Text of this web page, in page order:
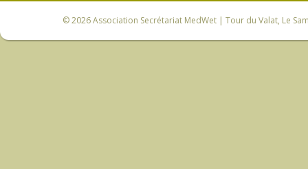
© 2026Association Secrétariat MedWet | Tour du Valat, Le